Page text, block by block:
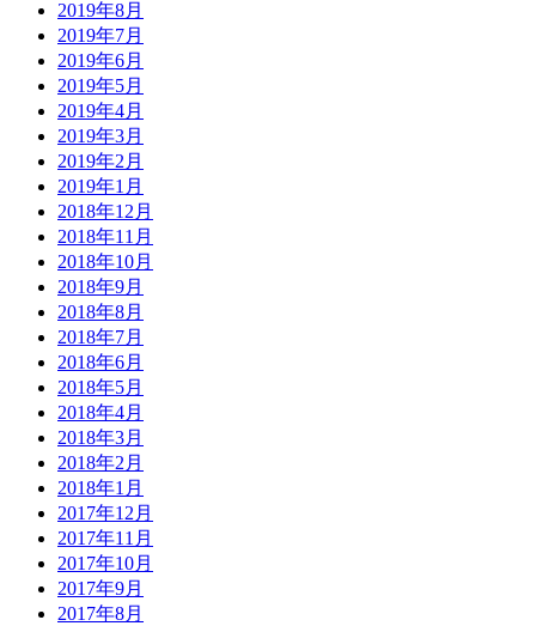
2019年8月
2019年7月
2019年6月
2019年5月
2019年4月
2019年3月
2019年2月
2019年1月
2018年12月
2018年11月
2018年10月
2018年9月
2018年8月
2018年7月
2018年6月
2018年5月
2018年4月
2018年3月
2018年2月
2018年1月
2017年12月
2017年11月
2017年10月
2017年9月
2017年8月